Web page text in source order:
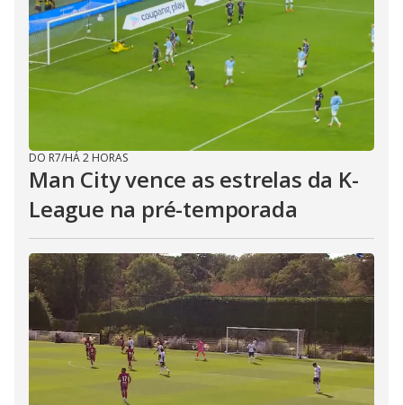
DO R7/HÁ 2 HORAS
Man City vence as estrelas da K-
League na pré-temporada